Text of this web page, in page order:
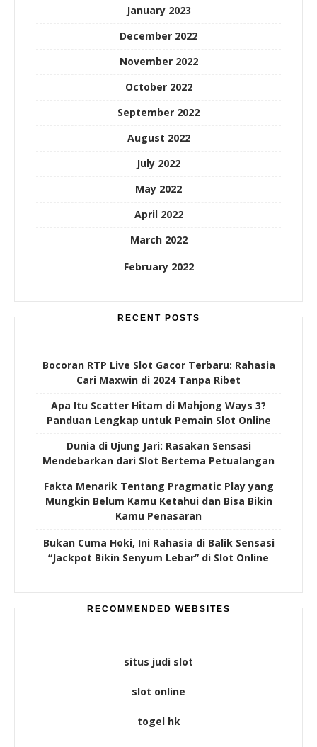
January 2023
December 2022
November 2022
October 2022
September 2022
August 2022
July 2022
May 2022
April 2022
March 2022
February 2022
RECENT POSTS
Bocoran RTP Live Slot Gacor Terbaru: Rahasia
Cari Maxwin di 2024 Tanpa Ribet
Apa Itu Scatter Hitam di Mahjong Ways 3?
Panduan Lengkap untuk Pemain Slot Online
Dunia di Ujung Jari: Rasakan Sensasi
Mendebarkan dari Slot Bertema Petualangan
Fakta Menarik Tentang Pragmatic Play yang
Mungkin Belum Kamu Ketahui dan Bisa Bikin
Kamu Penasaran
Bukan Cuma Hoki, Ini Rahasia di Balik Sensasi
“Jackpot Bikin Senyum Lebar” di Slot Online
RECOMMENDED WEBSITES
situs judi slot
slot online
togel hk